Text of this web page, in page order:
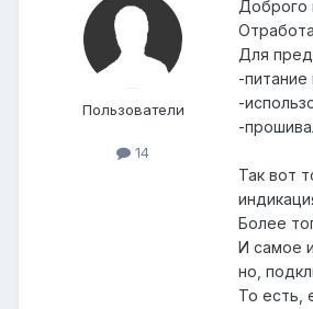
Пользователи
14
Доброго
Для
-
-
-
Так вот
Более
И самое
но,
То есть,